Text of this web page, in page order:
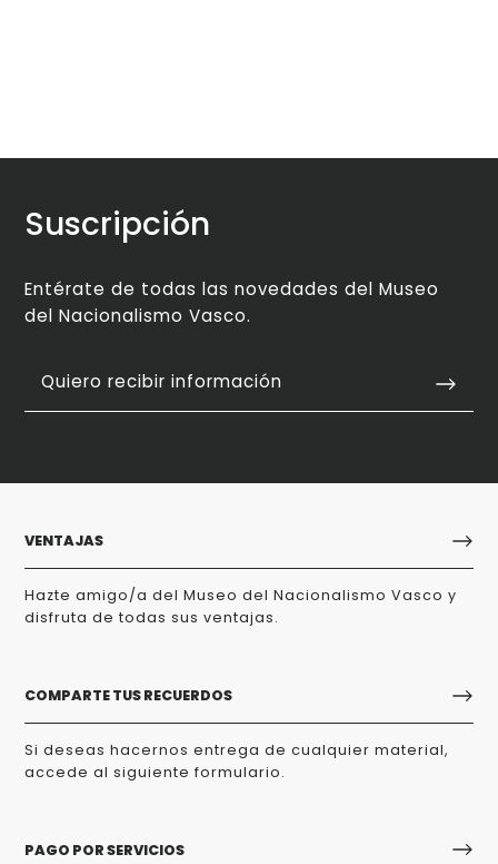
Suscripción
Entérate de todas las novedades del Museo
del Nacionalismo Vasco.
Quiero recibir información
VENTAJAS
Hazte amigo/a del Museo del Nacionalismo Vasco y
disfruta de todas sus ventajas.
COMPARTE TUS RECUERDOS
Si deseas hacernos entrega de cualquier material,
accede al siguiente formulario.
PAGO POR SERVICIOS